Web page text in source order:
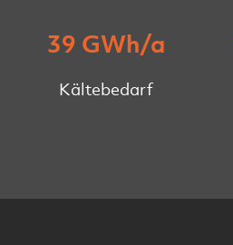
39 GWh/a
Kältebedarf